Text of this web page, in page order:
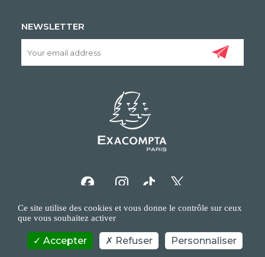
NEWSLETTER
COPYRIGHT/IP POLICY PERSONAL DATA POLICY CONTACT US
Ce site utilise des cookies et vous donne le contrôle sur ceux
que vous souhaitez activer
Accepter Refuser Personnaliser